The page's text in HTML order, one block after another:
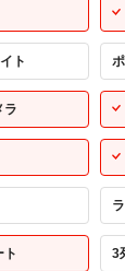
ト
ラ
ト 3